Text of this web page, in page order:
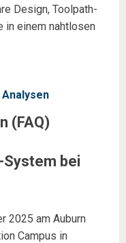
Design, Toolpath-
in einem nahtlosen
(FAQ)
System bei
2025 am Auburn
Campus in